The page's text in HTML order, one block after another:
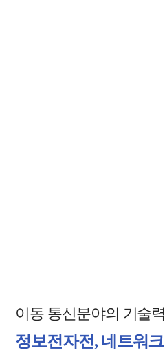
이동 통신분야의 기술
정보전자전, 네트워